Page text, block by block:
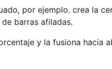
por ejemplo. crea la
barras afiladas.
y la fusiona hacia